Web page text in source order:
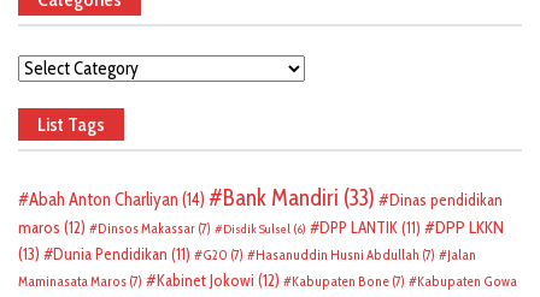
Categories
List Tags
Abah Anton Charliyan (14) Bank Mandiri (33)
Dinas pendidikan
maros (12) Dinsos Makassar (7) Disdik Sulsel (6) DPP LANTIK(11)
DPP LKKN
(13)
Dunia Pendidikan (11) G20 (7) Hasanuddin Husni Abdullah (7)
Jalan
Maminasata Maros (7) Kabinet Jokowi (12) Kabupaten Bone (7) Kabupaten Gowa